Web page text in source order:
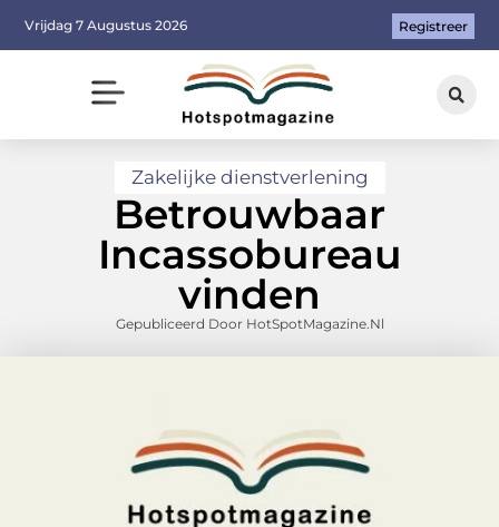
Vrijdag 7 Augustus 2026 Registreer
Zakelijke dienstverlening
Betrouwbaar
Incassobureau
vinden
Gepubliceerd Door HotSpotMagazine.nl